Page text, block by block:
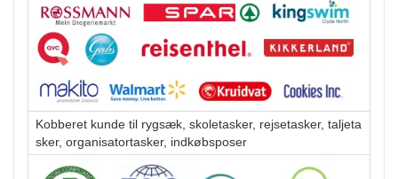
Kobberet kunde til rygsæk, skoletasker, rejsetasker, taljeta
sker, organisatortasker, indkøbsposer